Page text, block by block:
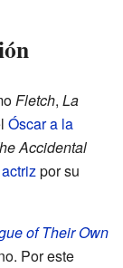
Fletch, La
Óscar a la
Accidental
por su
of Their Own
Por este